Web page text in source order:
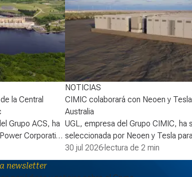
la Central
Grupo ACS, ha
Corporation
la
de
La
NOTICIAS
CIMIC colaborará con Neoen y
Australia
UGL, empresa del Grupo CIMIC, ha
seleccionada por Neoen y Tesla
la fase 2 de la batería Goyder de
South Australia, ampliando así uno
sistemas de almacenamiento de
30 jul 2026· lectura de 2 min
newsletter